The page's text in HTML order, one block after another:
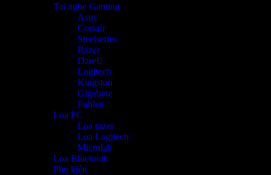
Tai nghe Gaming
Asus
Corsair
Steelseries
Razer
DareU
Logitech
Kingston
Gigabyte
Fuhlen
Loa PC
Loa razer
Loa Logitech
Microlab
Loa Bluetooth
Phụ kiện